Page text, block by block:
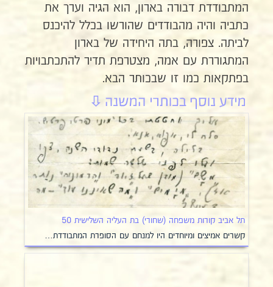
המתבודדת דבורה בארון, הוא הגיה וערך את
כתביה והיה מהבודדים שהורשו בכלל להיכנס
לביתה. צפורה, בתה היחידה של בארון
המתגוררת עם אמה, מצטרפת תדיר להתכתבויות
בפתקאות כמו זו שבכותר הבא.
תל אביב קורות משפחה (שחורי) בת העליה השלישית 50
קשרים אמיצים ומיוחדים היו למנחם עם הסופרת המתבודדת…